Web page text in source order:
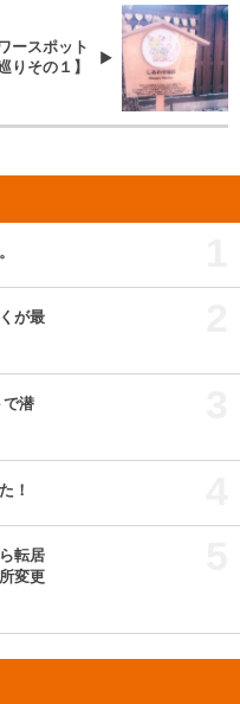
ースポット
りその１】
が最
で潜
！
転居
変更